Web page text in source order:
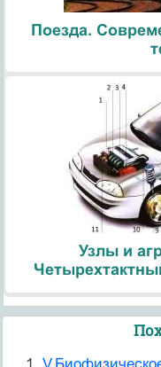
Поезда.
Узлы и